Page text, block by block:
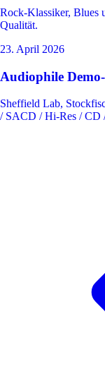
Rock-Klassiker, Blues
Qualität.
23. April 2026
Audiophile
Sheffield Lab,
/ SACD / Hi-Res / CD